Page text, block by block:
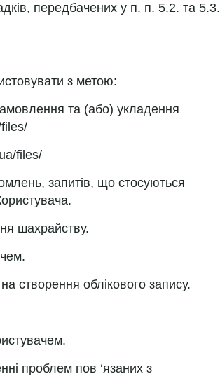
передбачених у п. п. 5.2. та 5.3.
з метою:
та (або) укладення
files/
запитів, що стосуються
шахрайству.
створення облікового запису.
проблем пов ‘язаних з